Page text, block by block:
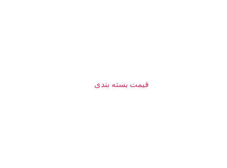
قیمت بسته بندیرب به شکل دقیق پس از